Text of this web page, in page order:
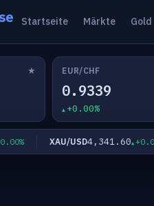
Startseite Märkte Gold
★ EUR/CHF
0.9339
+0.00%
XAU/USD4,341.60 +0.00%